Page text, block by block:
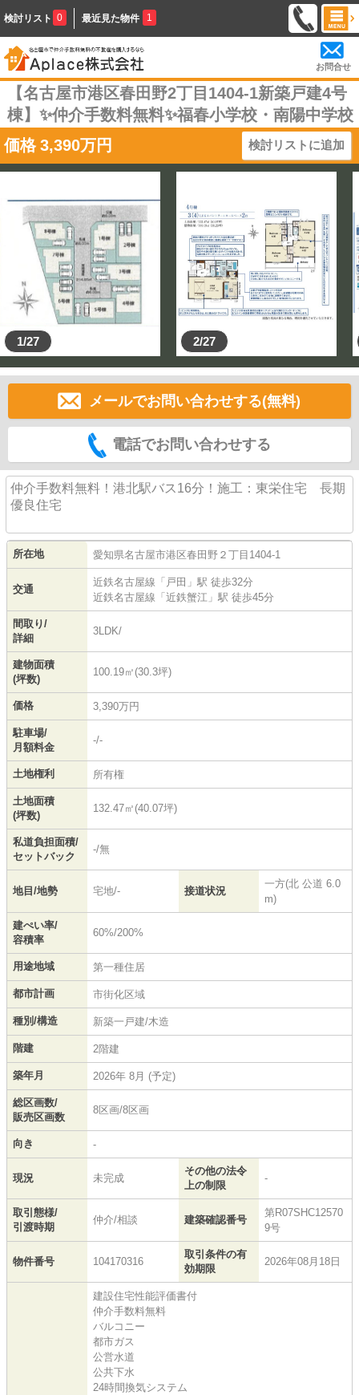
検討リスト 0 最近見た物件 1
お問合せ
【名古屋市港区春田野2丁目1404-1新築戸建4号
棟】✨️仲介手数料無料✨️福春小学校・南陽中学校
価格 3,390万円 検討リストに追加
1/27 2/27
メールでお問い合わせする(無料)
電話でお問い合わせする
仲介手数料無料！港北駅バス16分！施工：東栄住宅 長期
優良住宅
所在地 愛知県名古屋市港区春田野 ２丁目1404-1
交通
近鉄名古屋線 「 戸田 」駅 徒歩32分
近鉄名古屋線 「 近鉄蟹江 」駅 徒歩45分
間取り/
詳細
3LDK/
建物面積
(坪数)
100.19㎡(30.3坪)
価格 3,390万円
駐車場/
月額料金
-/-
土地権利 所有権
土地面積
(坪数)
132.47㎡(40.07坪)
私道負担面積/
セットバック
-/無
地目/地勢 宅地/- 接道状況
一方(北 公道 6.0
m)
建ぺい率/
容積率
60%/200%
用途地域 第一種住居
都市計画 市街化区域
種別/構造 新築一戸建/木造
階建 2階建
築年月 2026年 8月 (予定)
総区画数/
販売区画数
8区画/8区画
向き -
現況 未完成
その他の法令
上の制限
-
取引態様/
引渡時期
仲介/相談 建築確認番号
第R07SHC12570
9号
物件番号 104170316
取引条件の有
効期限
2026年08月18日
建設住宅性能評価書付
仲介手数料無料
バルコニー
都市ガス
公営水道
公共下水
24時間換気システム